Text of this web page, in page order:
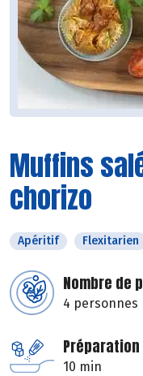
Muffins
chorizo
Apéritif Flexitarien
Nombre de
4 personnes
Préparation
10 min